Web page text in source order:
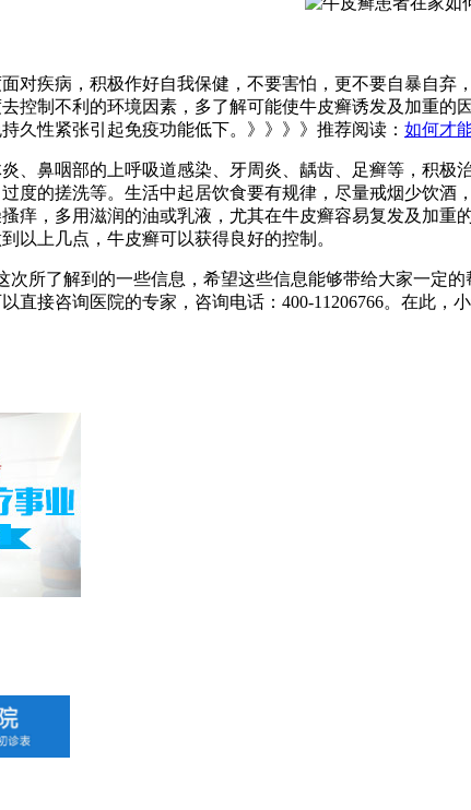
对疾病，积极作好自我保健，不要害怕，更不要自暴自
控制不利的环境因素，多了解可能使牛皮癣诱发及加重
久性紧张引起免疫功能低下。》》》》推荐阅读： 如何才
、鼻咽部的上呼吸道感染、牙周炎、龋齿、足癣等，积
度的搓洗等。生活中起居饮食要有规律，尽量戒烟少饮
痒，多用滋润的油或乳液，尤其在牛皮癣容易复发及加
以上几点，牛皮癣可以获得良好的控制。
次所了解到的一些信息，希望这些信息能够带给大家一定
以直接咨询医院的专家，咨询电话：400-11206766。在此，